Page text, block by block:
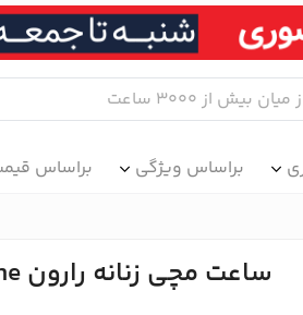
براساس ویژگی براساس
ساعت مچی زنانه رارون Rarone مدل 832027804